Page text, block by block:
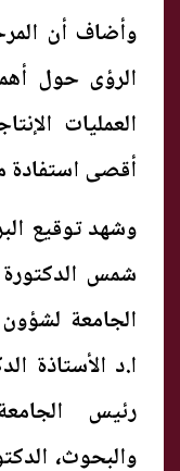
وأضاف أن
الرؤى حول
العمليات
أقصى استفادة
وشهد توقيع
شمس
الجامعة
ا.د الأستاذة
رئيس
والبحوث،